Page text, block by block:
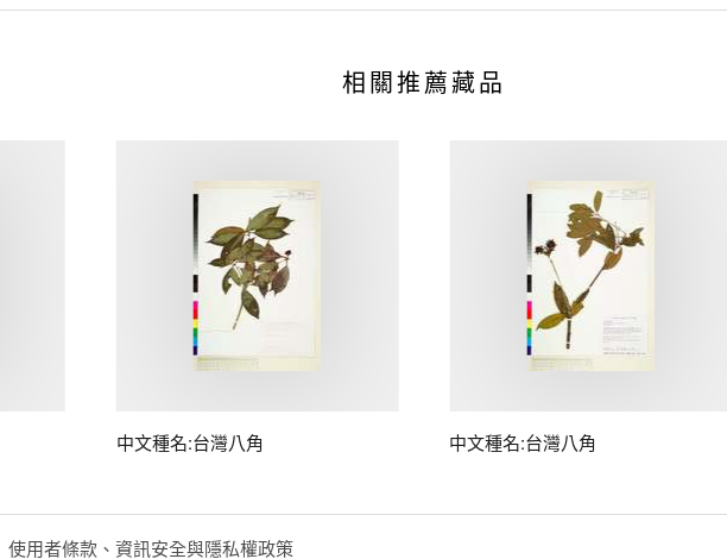
相關推薦藏品
中文種名:台灣八角 中文種名:台灣八角
使用者條款、資訊安全與隱私權政策